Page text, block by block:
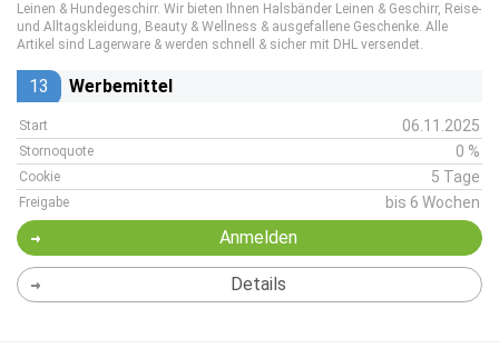
Leinen & Hundegeschirr. Wir bieten Ihnen Halsbänder Leinen & Geschirr, Reise-
und Alltagskleidung, Beauty & Wellness & ausgefallene Geschenke. Alle
Artikel sind Lagerware & werden schnell & sicher mit DHL versendet.
13 Werbemittel
Start 06.11.2025
Stornoquote 0 %
Cookie 5 Tage
Freigabe bis 6 Wochen
Anmelden
Details